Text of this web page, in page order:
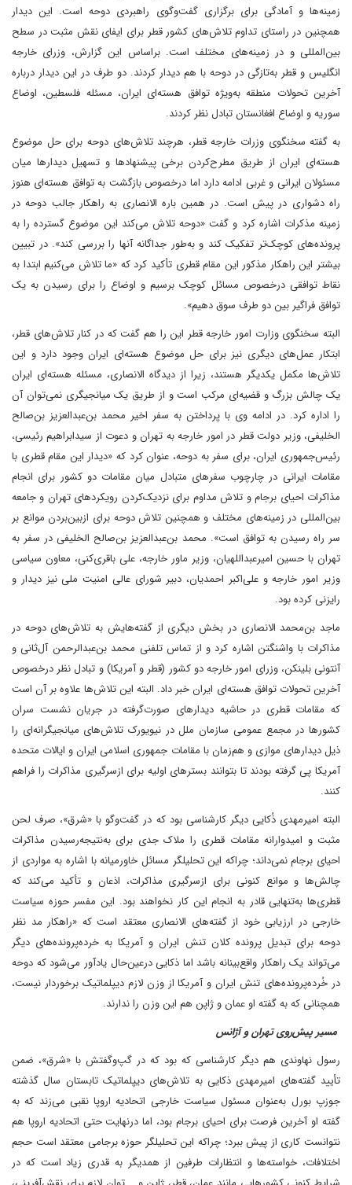
زمینه‌ها و آمادگی برای برگزاری گفت‌وگوی راهبردی دوحه است. این دیدار
همچنین در راستای تداوم تلاش‌های کشور قطر برای ایفای نقش مثبت در سطح
بین‌المللی و در زمینه‌های مختلف است. براساس این گزارش، وزرای خارجه
انگلیس و قطر به‌تازگی در دوحه با هم دیدار کردند. دو طرف در این دیدار درباره
آخرین تحولات منطقه به‌ویژه توافق هسته‌ای ایران، مسئله فلسطین، اوضاع
سوریه و اوضاع افغانستان تبادل نظر کردند.
به گفته سخنگوی وزرات خارجه قطر، هرچند تلاش‌های دوحه برای حل موضوع
هسته‌ای ایران از طریق مطرح‌کردن برخی پیشنهادها و تسهیل دیدارها میان
مسئولان ایرانی و غربی ادامه دارد‌ اما درخصوص بازگشت به توافق هسته‌ای هنوز
راه دشواری در پیش است. در همین باره الانصاری به راهکار جالب دوحه در
زمینه مذکرات اشاره کرد و گفت «دوحه تلاش می‌کند این موضوع گسترده را به
پرونده‌های کوچک‌تر تفکیک کند و به‌طور جداگانه آنها را بررسی کند». در تبیین
بیشتر این راهکار مذکور این مقام قطری تأکید کرد که «ما تلاش می‌کنیم ابتدا به
نقاط توافقی درخصوص مسائل کوچک برسیم و اوضاع را برای رسیدن به یک
توافق فراگیر بین دو طرف سوق دهیم».
البته سخنگوی وزارت امور خارجه قطر این را هم گفت که در کنار تلاش‌های قطر،
ابتکار عمل‌های دیگری نیز برای حل موضوع هسته‌ای ایران وجود دارد و این
تلاش‌ها مکمل یکدیگر هستند، زیرا از دیدگاه الانصاری، مسئله هسته‌ای ایران
یک چالش بزرگ و قضیه‌ای مرکب است و از طریق یک میانجیگری نمی‌توان آن
را اداره کرد. در ادامه وی با پرداختن به سفر اخیر محمد بن‌عبدالعزیز بن‌صالح
الخلیفی، وزیر دولت قطر در امور خارجه به تهران و دعوت از سیدابراهیم رئیسی،
رئیس‌جمهوری ایران، برای سفر به دوحه، عنوان کرد که «دیدار این مقام قطری با
مقامات ایرانی در چارچوب سفرهای متبادل میان مقامات دو کشور برای انجام
مذاکرات احیای برجام و تلاش مداوم برای نزدیک‌کردن رویکردهای تهران و جامعه
بین‌المللی در زمینه‌های مختلف و همچنین تلاش دوحه برای ازبین‌بردن موانع بر
سر راه رسیدن به توافق است». محمد بن‌عبدالعزیز بن‌صالح الخلیفی در سفر به
تهران با حسین امیرعبداللهیان، وزیر ماور خارجه، علی باقری‌کنی، معاون سیاسی
وزیر امور خارجه و علی‌اکبر احمدیان، دبیر شورای عالی امنیت ملی نیز دیدار و
رایزنی کرده بود.
ماجد بن‌محمد الانصاری در بخش دیگری از گفته‌هایش به تلاش‌های دوحه در
مذاکرات با واشنگتن اشاره کرد و از تماس تلفنی محمد بن‌عبدالرحمن آل‌ثانی و
آنتونی بلینکن، وزرای امور خارجه دو کشور (قطر و آمریکا) و تبادل نظر درخصوص
آخرین تحولات توافق هسته‌ای ایران خبر داد. البته این تلاش‌ها علاوه بر آن است
که مقامات قطری در حاشیه دیدارهای صورت‌گرفته در جریان نشست سران
کشورها در مجمع عمومی سازمان ملل در نیویورک تلاش‌های میانجیگرانه‌ای را
ذیل دیدارهای موازی و هم‌زمان با مقامات جمهوری اسلامی ایران و ایالات متحده
آمریکا پی گرفته بودند تا بتوانند بسترهای اولیه برای ازسرگیری مذاکرات را فراهم
کنند.
البته امیرمهدی ذُکایی دیگر کارشناسی بود که در گفت‌وگو با «شرق»، صرف لحن
مثبت و امیدوارانه مقامات قطری را ملاک جدی برای به‌نتیجه‌رسیدن مذاکرات
احیای برجام نمی‌داند؛ چراکه این تحلیلگر مسائل خاورمیانه با اشاره به مواردی از
چالش‌ها و موانع کنونی برای ازسرگیری مذاکرات، اذعان و تأکید می‌کند که
قطری‌ها به‌تنهایی قادر به انجام این کار نخواهند بود. این مفسر حوزه سیاست
خارجی در ارزیابی خود از گفته‌های الانصاری معتقد است که «راهکار مد نظر
دوحه برای تبدیل پرونده کلان تنش ایران و آمریکا به خرده‌پرونده‌های دیگر
می‌تواند یک راهکار واقع‌بینانه باشد‌ اما ذکایی در‌عین‌حال یادآور می‌شود که دوحه
در خُرده‌پرونده‌های تنش ایران و آمریکا از وزن لازم دیپلماتیک برخوردار نیست،
همچنانی که به گفته او عمان و ژاپن هم این وزن را ندارند.
مسیر پیش‌روی تهران و آژانس
رسول نهاوندی هم دیگر کارشناسی که بود که در گپ‌و‌گفتش با «شرق»، ضمن
تأیید گفته‌های امیرمهدی ذکایی به تلاش‌های دیپلماتیک تابستان سال گذشته
جوزپ بورل به‌عنوان مسئول سیاست خارجی اتحادیه اروپا نقبی می‌زند که به
گفته او آخرین فرصت برای احیای برجام بود، اما در‌نهایت حتی اتحادیه اروپا هم
نتوانست کاری از پیش ببرد؛ چراکه این تحلیلگر حوزه برجامی معتقد است حجم
اختلافات، خواسته‌ها و انتظارات طرفین از همدیگر به قدری زیاد است که در